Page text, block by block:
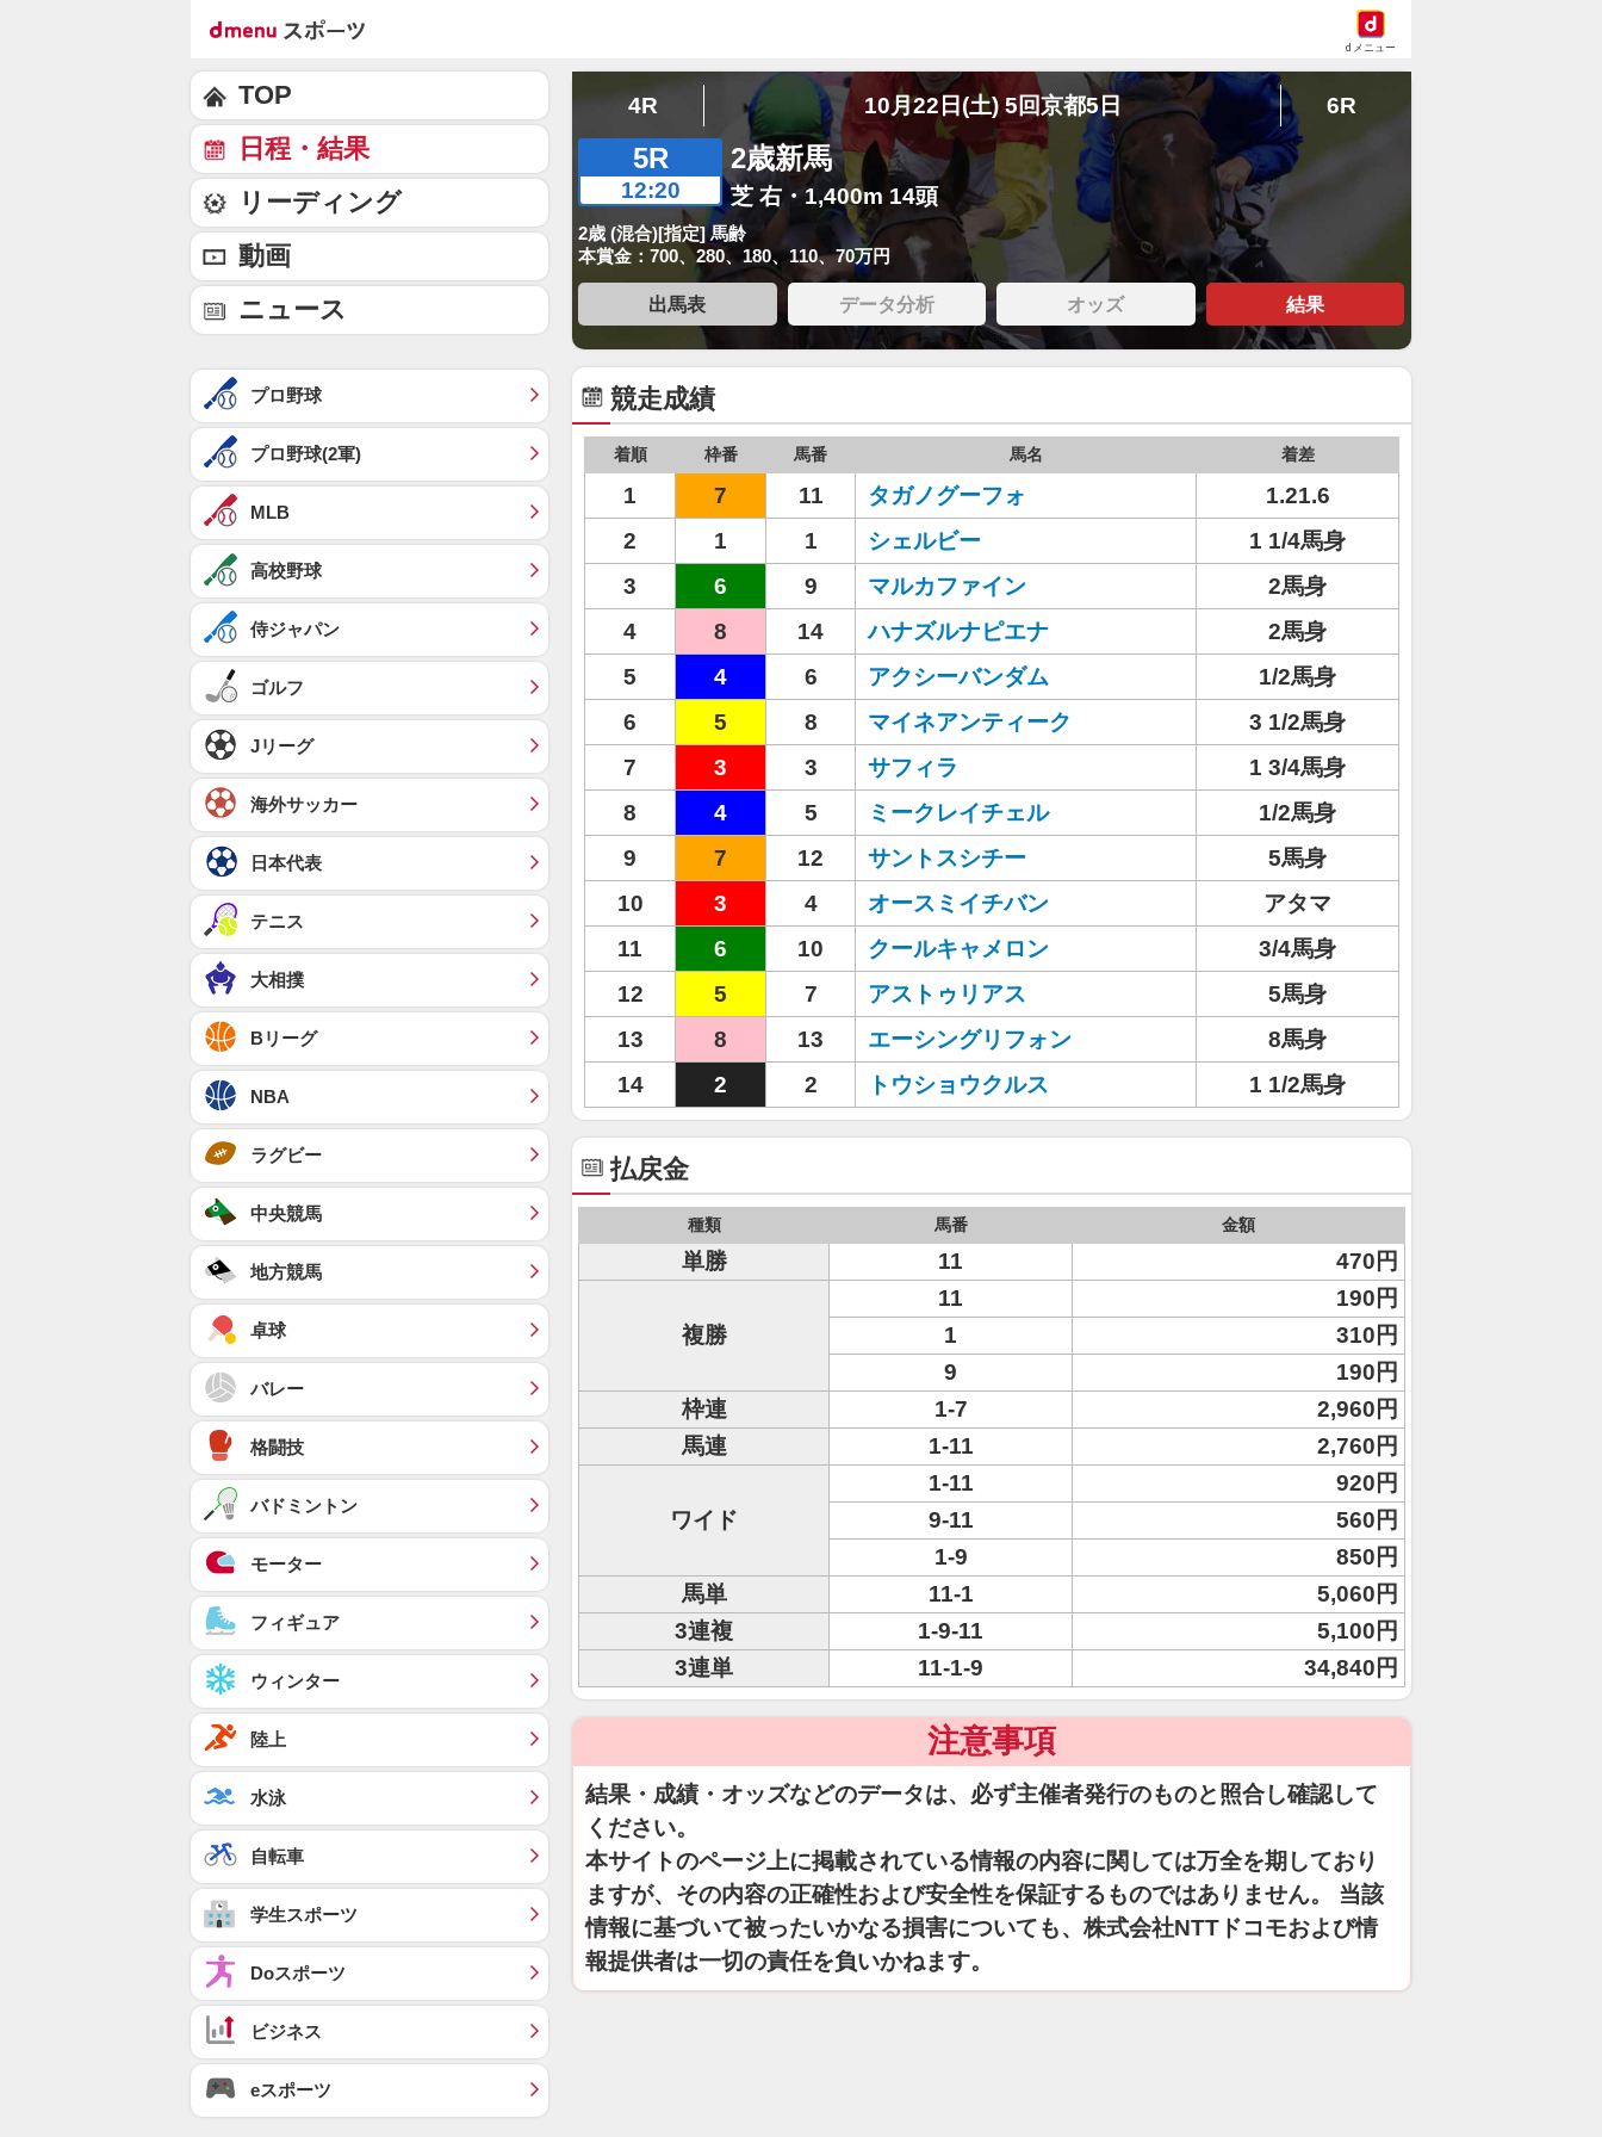
dメニュー
4R 10月22日(土) 5回京都5日 6R
5R
12:20
2歳新馬
芝 右・1,400m 14頭
2歳 (混合)[指定] 馬齢
本賞金：700、280、180、110、70万円
出馬表 データ分析 オッズ 結果
競走成績
着順 枠番 馬番 馬名 着差
1 7 11 タガノグーフォ
1.21.6
2
1 1 シェルビー
1 1/4馬身
3
6 9 マルカファイン
2馬身
4
8 14 ハナズルナピエナ
2馬身
5
4 6 アクシーバンダム
1/2馬身
6
5 8 マイネアンティーク
3 1/2馬身
7
3 3 サフィラ
1 3/4馬身
8
4 5 ミークレイチェル
1/2馬身
9
7 12 サントスシチー
5馬身
10
3 4 オースミイチバン
アタマ
11
6 10 クールキャメロン
3/4馬身
12
5 7 アストゥリアス
5馬身
13
8 13 エーシングリフォン
8馬身
14
2 2 トウショウクルス 1 1/2馬身
払戻金
種類 馬番 金額
単勝 11 470円
複勝
11
190円
1
310円
9
190円
枠連
1-7
2,960円
馬連
1-11 2,760円
ワイド
1-11
920円
9-11
560円
1-9
850円
馬単
11-1
5,060円
3連複
1-9-11
5,100円
3連単
11-1-9 34,840円
注意事項
結果・成績・オッズなどのデータは、必ず主催者発行のものと照合し確認して
ください。
本サイトのページ上に掲載されている情報の内容に関しては万全を期しており
ますが、その内容の正確性および安全性を保証するものではありません。 当該
情報に基づいて被ったいかなる損害についても、株式会社NTTドコモおよび情
報提供者は一切の責任を負いかねます。
TOP
日程・結果
リーディング
動画
ニュース
プロ野球
プロ野球(2軍)
MLB
高校野球
侍ジャパン
ゴルフ
Jリーグ
海外サッカー
日本代表
テニス
大相撲
Bリーグ
NBA
ラグビー
中央競馬
地方競馬
卓球
バレー
格闘技
バドミントン
モーター
フィギュア
ウィンター
陸上
水泳
自転車
学生スポーツ
Doスポーツ
ビジネス
eスポーツ